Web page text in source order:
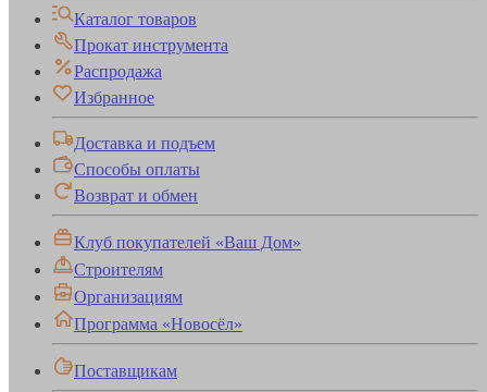
Каталог товаров
Прокат инструмента
Распродажа
Избранное
Доставка и подъем
Способы оплаты
Возврат и обмен
Клуб покупателей «Ваш Дом»
Строителям
Организациям
Программа «Новосёл»
Поставщикам